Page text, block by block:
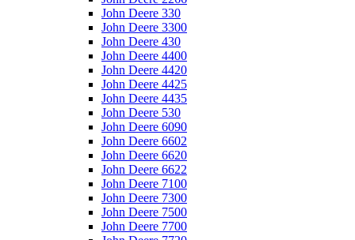
John Deere 330
John Deere 3300
John Deere 430
John Deere 4400
John Deere 4420
John Deere 4425
John Deere 4435
John Deere 530
John Deere 6090
John Deere 6602
John Deere 6620
John Deere 6622
John Deere 7100
John Deere 7300
John Deere 7500
John Deere 7700